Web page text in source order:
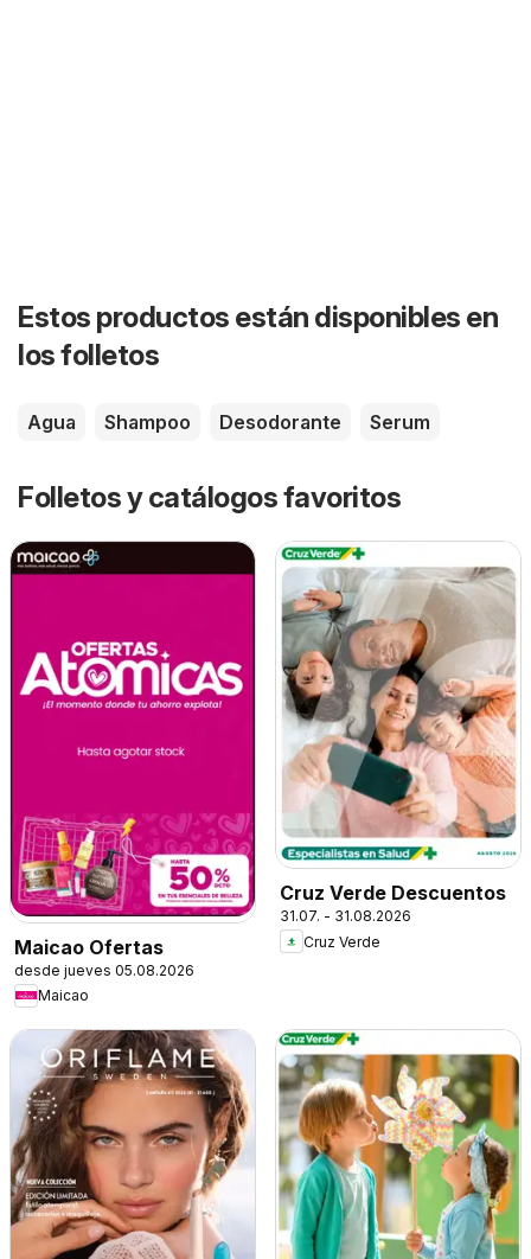
Estos productos están disponibles en
los folletos
Agua Shampoo Desodorante Serum
Folletos y catálogos favoritos
Maicao Ofertas
desde jueves 05.08.2026
Maicao
Cruz Verde Descuentos
31.07. - 31.08.2026
Cruz Verde